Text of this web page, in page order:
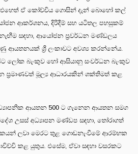
ඒ කෝච්චිය ගොසින් දැන් බොහෝ කල්
ආකර්ශනය, දිරිදීම් සහ යටිතල පහසුකම්
සඳහා, ආයෝජන ප්‍රවර්ධන මණ්ඩලය
ආයතනයක් ශ්‍රී ලංකාවට අවශ්‍ය කරන්නේය.
ලෝක බැංකුව හෝ ආසියානු සංවර්ධන බැංකුව
ප්‍රමාණවත් මූල්‍ය ආධාරයකින් ශක්තිමත් කළ
ආයතන 500 ට ගැනෙන ආයතන සමග
උසස් අධ්‍යාපන මණ්ඩප සඳහා, තෝරාගත්
ලවා මෙරට තුළ ගොඩනැංවීමේ ආරම්භක
කළ යුතුය. එසේම, ඒවා සඳහා වසරකට